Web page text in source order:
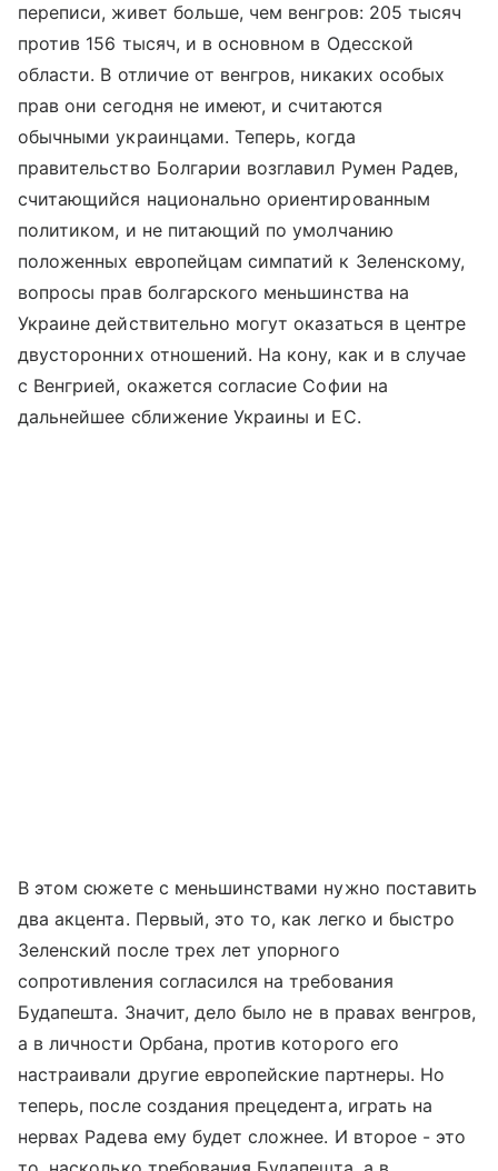
переписи, живет больше, чем венгров: 205 тысяч
против 156 тысяч, и в основном в Одесской
области. В отличие от венгров, никаких особых
прав они сегодня не имеют, и считаются
обычными украинцами. Теперь, когда
правительство Болгарии возглавил Румен Радев,
считающийся национально ориентированным
политиком, и не питающий по умолчанию
положенных европейцам симпатий к Зеленскому,
вопросы прав болгарского меньшинства на
Украине действительно могут оказаться в центре
двусторонних отношений. На кону, как и в случае
с Венгрией, окажется согласие Софии на
дальнейшее сближение Украины и ЕС.
В этом сюжете с меньшинствами нужно поставить
два акцента. Первый, это то, как легко и быстро
Зеленский после трех лет упорного
сопротивления согласился на требования
Будапешта. Значит, дело было не в правах венгров,
а в личности Орбана, против которого его
настраивали другие европейские партнеры. Но
теперь, после создания прецедента, играть на
нервах Радева ему будет сложнее. И второе - это